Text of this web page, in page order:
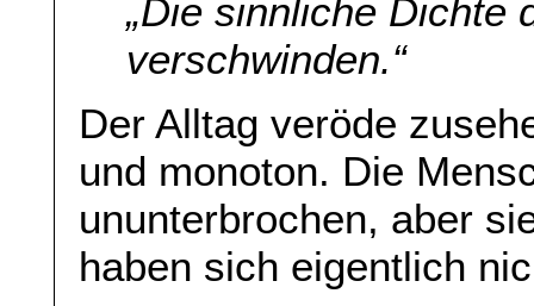
„Die sinnliche Dichte
verschwinden.“
Der Alltag veröde
und monoton. Die
ununterbrochen, aber
haben sich eigentlich